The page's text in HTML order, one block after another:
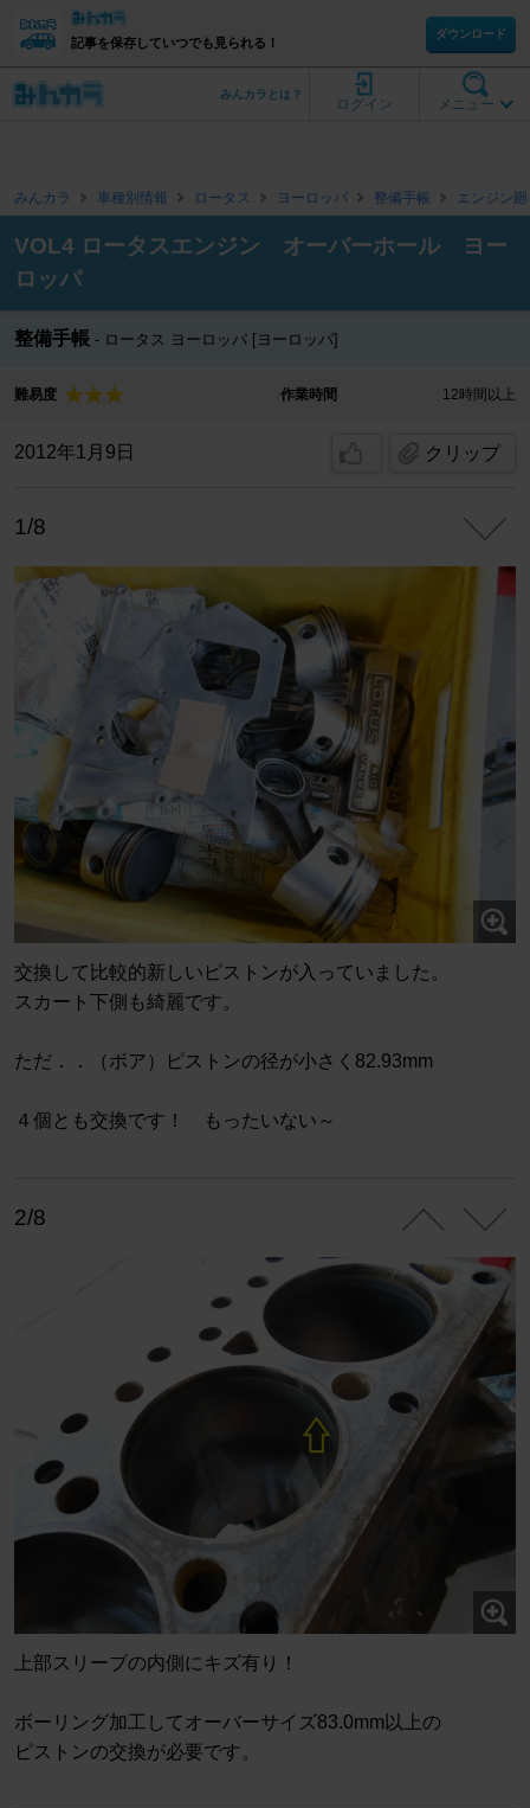
記事を保存していつでも見られる！
ダウンロード
メニュー
ログイン
みんカラとは？
みんカラ 車種別情報 ロータス ヨーロッパ 整備手帳 エンジン
VOL4 ロータスエンジン オーバーホール ヨー
ロッパ
整備手帳 ロータス ヨーロッパ [ヨーロッパ]
難易度 作業時間 12時間以上
2012年1月9日 クリップ
1/8
交換して比較的新しいピストンが入っていました。
スカート下側も綺麗です。
ただ．．（ボア）ピストンの径が小さく82.93mm
４個とも交換です！ もったいない～
2/8
上部スリーブの内側にキズ有り！
ボーリング加工してオーバーサイズ83.0mm以上の
ピストンの交換が必要です。